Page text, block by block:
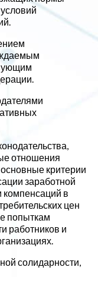
отношения
критерии
заработной
компенсаций в
цен
попыткам
работников и
солидарности,